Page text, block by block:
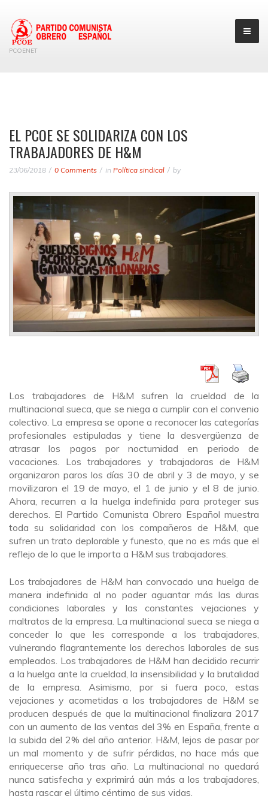
PCOENET
EL PCOE SE SOLIDARIZA CON LOS
TRABAJADORES DE H&M
23/06/2018 0 Comments in Política sindical by
Los trabajadores de H&M sufren la crueldad de la
multinacional sueca, que se niega a cumplir con el convenio
colectivo. La empresa se opone a reconocer las categorías
profesionales estipuladas y tiene la desvergüenza de
atrasar los pagos por nocturnidad en periodo de
vacaciones. Los trabajadores y trabajadoras de H&M
organizaron paros los días 30 de abril y 3 de mayo, y se
movilizaron el 19 de mayo, el 1 de junio y el 8 de junio.
Ahora, recurren a la huelga indefinida para proteger sus
derechos. El Partido Comunista Obrero Español muestra
toda su solidaridad con los compañeros de H&M, que
sufren un trato deplorable y funesto, que no es más que el
reflejo de lo que le importa a H&M sus trabajadores.
Los trabajadores de H&M han convocado una huelga de
manera indefinida al no poder aguantar más las duras
condiciones laborales y las constantes vejaciones y
maltratos de la empresa. La multinacional sueca se niega a
conceder lo que les corresponde a los trabajadores,
vulnerando flagrantemente los derechos laborales de sus
empleados. Los trabajadores de H&M han decidido recurrir
a la huelga ante la crueldad, la insensibilidad y la brutalidad
de la empresa. Asimismo, por si fuera poco, estas
vejaciones y acometidas a los trabajadores de H&M se
producen después de que la multinacional finalizara 2017
con un aumento de las ventas del 3% en España, frente a
la subida del 2% del año anterior. H&M, lejos de pasar por
un mal momento y de sufrir pérdidas, no hace más que
enriquecerse año tras año. La multinacional no quedará
nunca satisfecha y exprimirá aún más a los trabajadores,
hasta rascar el último céntimo de sus vidas.